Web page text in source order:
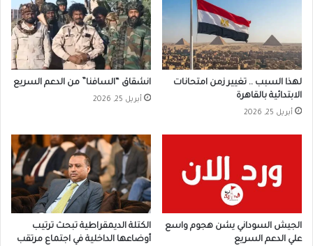
لهذا السبب .. تغيير زمن امتحانات
الابتدائية بالقاهرة
أبريل 25, 2026
انشقاق “السافنا” من الدعم السريع
أبريل 25, 2026
الجيش السوداني يشن هجوم واسع
علي الدعم السريع
الكتلة الديمقراطية تبحث ترتيب
أوضاعها الداخلية في اجتماع مرتقب